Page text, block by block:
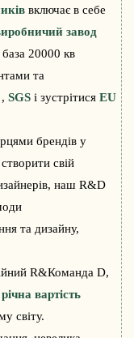
включає в себе
завод
20000 кв
та
,SGSі зустрітисяEU
брендів у
свій
наш R&D
та дизайну,
R&Команда D,
річна вартість
світу.